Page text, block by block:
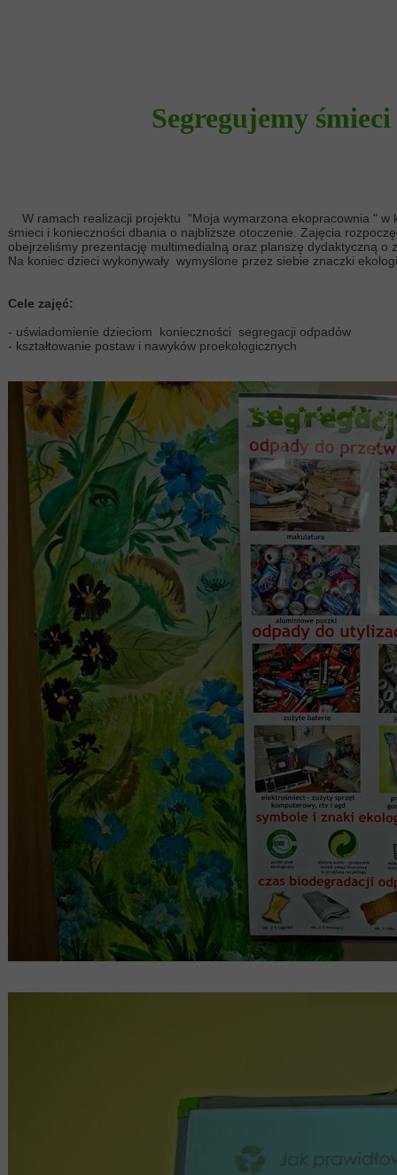
W ramach realizacji projektu "Moja wymarzona ekopracownia " w
śmieci i konieczności dbania o najbliższe otoczenie. Zajęcia
obejrzeliśmy prezentację multimedialną oraz planszę dydaktyczną
Na koniec dzieci wykonywały wymyślone przez siebie znaczki
Cele zajęć:
- uświadomienie dzieciom konieczności segregacji odpadów
- kształtowanie postaw i nawyków proekologicznych
Segregujemy